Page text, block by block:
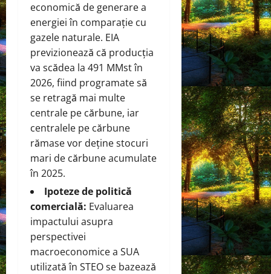
economică de generare a
energiei în comparație cu
gazele naturale. EIA
previzionează că producția
va scădea la 491 MMst în
2026, fiind programate să
se retragă mai multe
centrale pe cărbune, iar
centralele pe cărbune
rămase vor deține stocuri
mari de cărbune acumulate
în 2025.
Ipoteze de politică
comercială: Evaluarea
impactului asupra
perspectivei
macroeconomice a SUA
utilizată în STEO se bazează